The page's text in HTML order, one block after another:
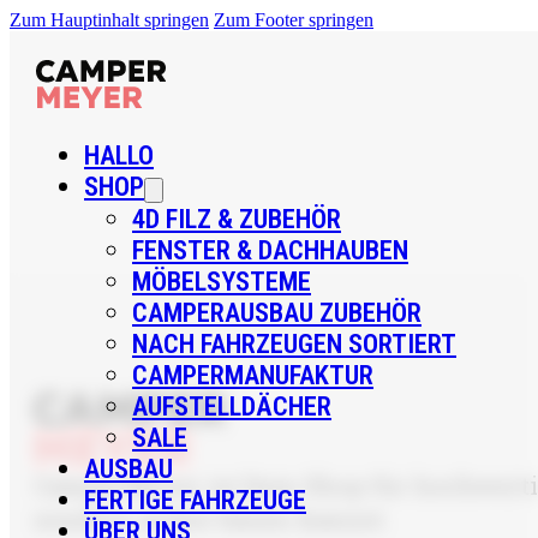
Zum Hauptinhalt springen Zum Footer springen
HALLO
SHOP
4D FILZ & ZUBEHÖR
FENSTER & DACHHAUBEN
MÖBELSYSTEME
CAMPERAUSBAU ZUBEHÖR
NACH FAHRZEUGEN SORTIERT
CAMPERMANUFAKTUR
AUFSTELLDÄCHER
SALE
AUSBAU
FERTIGE FAHRZEUGE
ÜBER UNS
CamperMeyer ist Dein Shop für
sondern sicher bauen kannst.